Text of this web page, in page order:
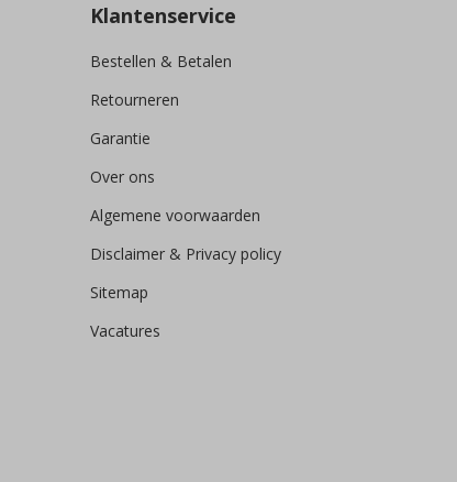
Klantenservice
Bestellen & Betalen
Retourneren
Garantie
Over ons
Algemene voorwaarden
Disclaimer & Privacy policy
Sitemap
Vacatures